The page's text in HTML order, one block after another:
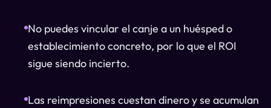
No puedes vincular el canje a un huésped o
establecimiento concreto, por lo que el ROI
sigue siendo incierto.
Las reimpresiones cuestan dinero y se acumulan